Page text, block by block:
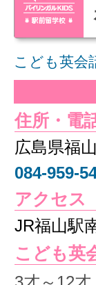
こども英会
住所・電
広島県福
084-959-
アクセス
JR福山駅
こども英